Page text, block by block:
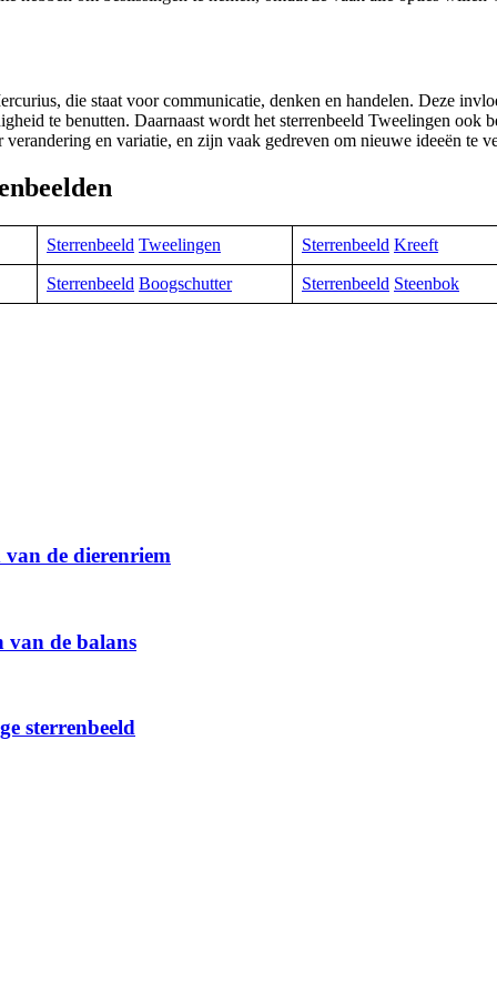
die staat voor communicatie, denken en handelen. Deze
te benutten. Daarnaast wordt het sterrenbeeld Tweelingen ook
en variatie, en zijn vaak gedreven om nieuwe ideeën te
Sterrenbeeld Tweelingen Sterrenbeeld Kreeft
Sterrenbeeld Boogschutter Sterrenbeeld Steenbok
van de dierenriem
van de balans
sterrenbeeld